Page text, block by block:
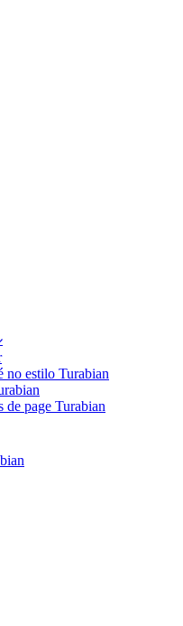
no estilo Turabian
de page Turabian